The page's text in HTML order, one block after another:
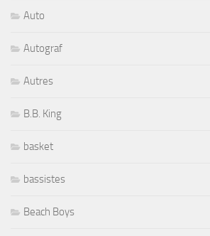
Auto
Autograf
Autres
B.B. King
basket
bassistes
Beach Boys